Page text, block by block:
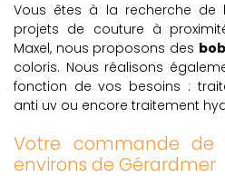
Vous êtes à la recherche de
projets de couture à
Maxel, nous proposons des
coloris. Nous réalisons
fonction de vos besoins :
anti uv ou encore traitement
Votre commande
environs de Gérardmer